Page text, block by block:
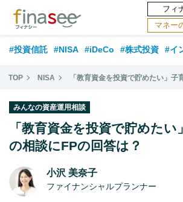
フィ
マネー
#投資信託 #NISA #iDeCo #株式投資 #イ
#相談事例 #相続・贈与 #FP #新NISA #
#フィナンシャル・ウェルビーイング #企業
#老後 #データ・調査 #金融用語解説
TOP NISA 「教育資金を投資で貯めたい」
みんなの資産運用相談
「教育資金を投資で貯めたい
の相談にFPの回答は？
小沢 美奈子
ファイナンシャルプランナー